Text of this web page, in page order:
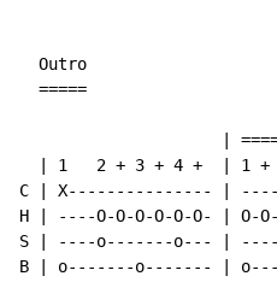
  Outro
  =====
|
| 1   2 + 3 + 4 +  | 1
C | X--------------- |
H | ----O-O-O-O-O-O- |
S | ----o-------o--- |
B | o-------o------- |